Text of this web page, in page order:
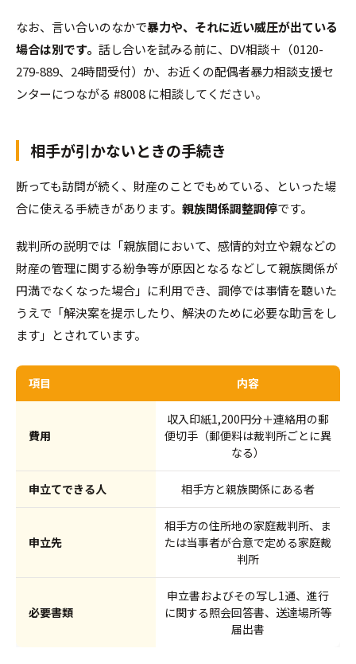
なお、言い合いのなかで暴力や、それに近い威圧が出ている
場合は別です。 話し合いを試みる前に、DV相談＋（0120-
279-889、24時間受付）か、お近くの配偶者暴力相談支援セ
ンターにつながる #8008 に相談してください。
相手が引かないときの手続き
断っても訪問が続く、財産のことでもめている、といった場
合に使える手続きがあります。 親族関係調整調停です。
裁判所の説明では「親族間において、感情的対立や親などの
財産の管理に関する紛争等が原因となるなどして親族関係が
円満でなくなった場合」に利用でき、調停では事情を聴いた
うえで「解決案を提示したり、解決のために必要な助言をし
ます」とされています。
項目 内容
費用
収入印紙1,200円分＋連絡用の郵
便切手（郵便料は裁判所ごとに異
なる）
申立てできる人 相手方と親族関係にある者
申立先
相手方の住所地の家庭裁判所、ま
たは当事者が合意で定める家庭裁
判所
必要書類
申立書およびその写し1通、進行
に関する照会回答書、送達場所等
届出書